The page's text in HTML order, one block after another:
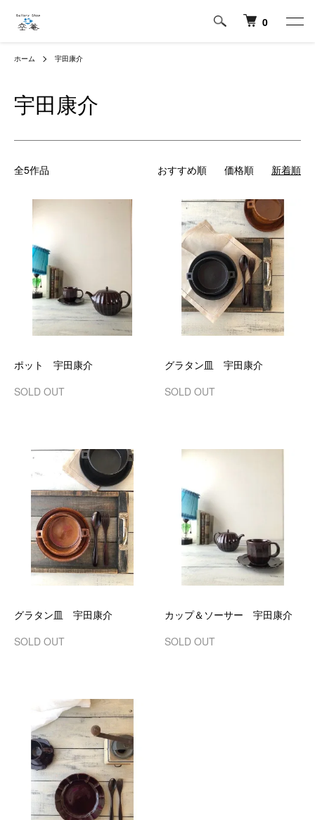
0
ホーム 宇田康介
宇田康介
全5作品 おすすめ順 価格順 新着順
ポット 宇田康介
SOLD OUT
グラタン皿 宇田康介
SOLD OUT
グラタン皿 宇田康介
SOLD OUT
カップ＆ソーサー 宇田康介
SOLD OUT